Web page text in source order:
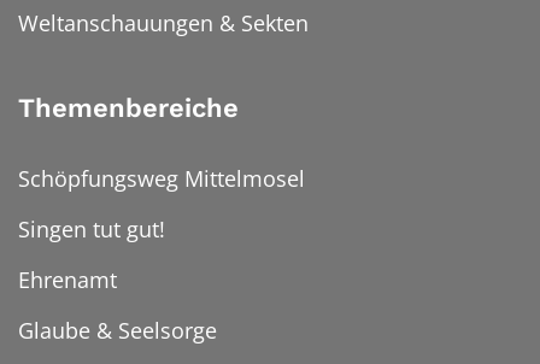
Weltanschauungen & Sekten
Themenbereiche
Schöpfungsweg Mittelmosel
Singen tut gut!
Ehrenamt
Glaube & Seelsorge